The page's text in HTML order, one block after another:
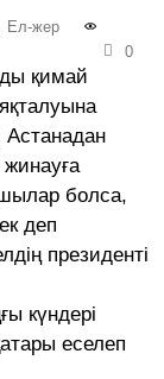
Ел-жер
0
қимай
Астанадан
жинауға
болса,
деп
президенті
күндері
еселеп